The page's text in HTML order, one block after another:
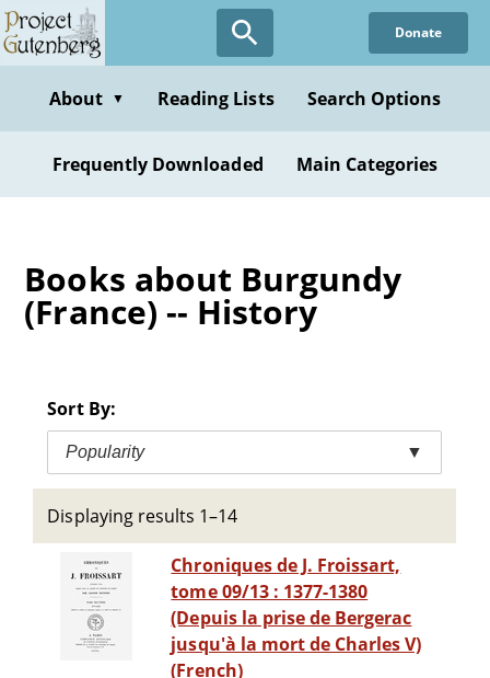
Skip
to
content
Donate
About ▼ Reading Lists Search Options
Frequently Downloaded Main Categories
Books about Burgundy
(France) -- History
Sort By:
Popularity ▼
Displaying results 1–14
Chroniques de J. Froissart,
tome 09/13 : 1377-1380
(Depuis la prise de Bergerac
jusqu'à la mort de Charles V)
(French)